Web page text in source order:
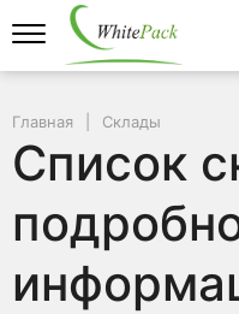
Главная Склады
Список